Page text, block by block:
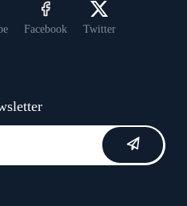
Facebook Twitter